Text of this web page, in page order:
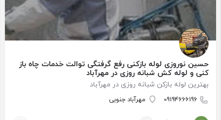
حسین ‏نوروزی ‏لوله ‏بازکنی ‏رفع ‏گرفتگی ‏توالت ‏خدمات ‏چاه ‏باز
‏کنی ‏و ‏لوله ‏کش ‏شبانه ‏روزی ‏در ‏مهرآباد
بهترین لوله بازکن شبانه روزی در مهرآباد
09194666196 مهرآباد جنوبی